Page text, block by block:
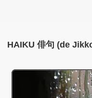
HAIKU 俳句 (de